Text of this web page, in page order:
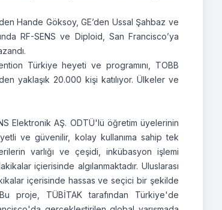
Hande Göksoy, GE’den Ussal Şahbaz ve
RF-SENS ve Diploid, San Francisco’ya
Türkiye heyeti ve programını, TOBB
yaklaşık 20.000 kişi katılıyor. Ülkeler ve
Elektronik AŞ. ODTÜ'lü öğretim üyelerinin
ve güvenilir, kolay kullanıma sahip tek
varlığı ve çeşidi, inkübasyon işlemi
içierisinde algılanmaktadır. Uluslarası
içerisinde hassas ve seçici bir şekilde
proje, TÜBİTAK tarafından Türkiye'de